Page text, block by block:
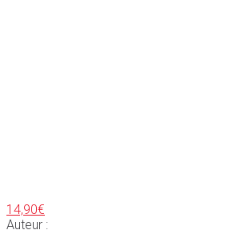
14,90€
Auteur :